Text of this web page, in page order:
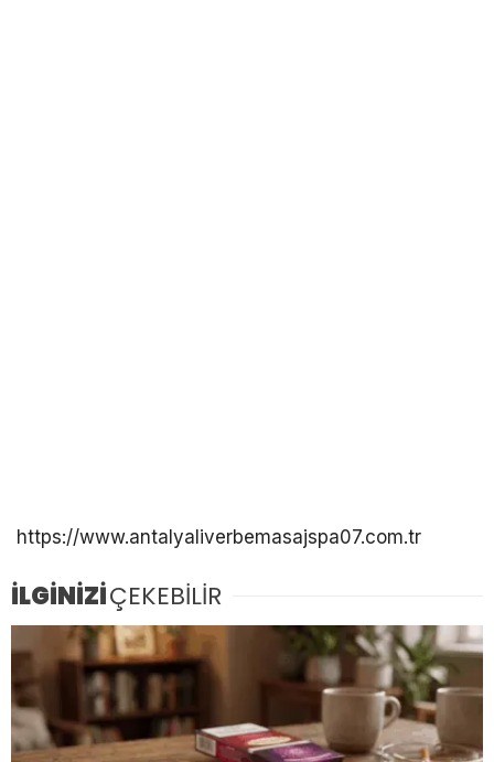
https://www.antalyaliverbemasajspa07.com.tr
İLGİNİZİÇEKEBİLİR